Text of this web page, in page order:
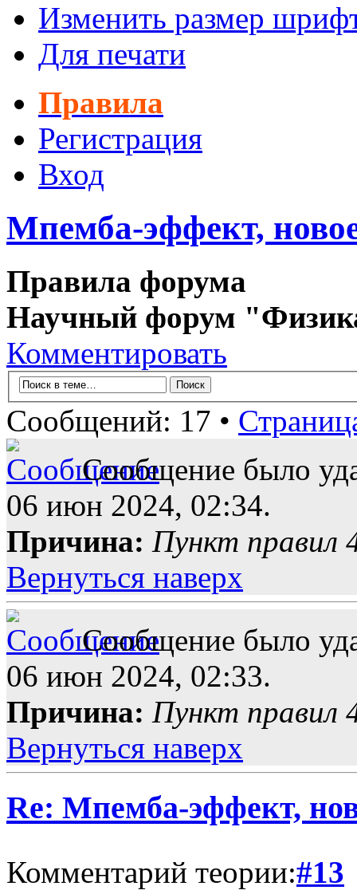
Изменить размер
Для печати
Правила
Регистрация
Вход
Мпемба-эффект,
Правила форума
Научный форум
Комментировать
Сообщений: 17 •
Сообщение было
06 июн 2024, 02:34.
Причина: Пункт правил
Вернуться наверх
Сообщение было
06 июн 2024, 02:33.
Причина: Пункт правил
Вернуться наверх
Re: Мпемба-эффект,
Комментарий теории:#13